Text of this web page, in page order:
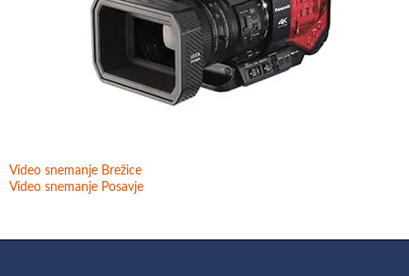
Video snemanje Brežice
Video snemanje Posavje